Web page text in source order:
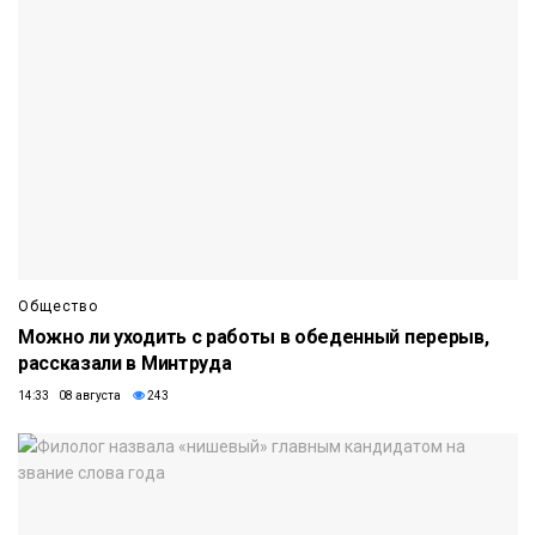
Общество
Можно ли уходить с работы в обеденный перерыв,
рассказали в Минтруда
14:33 08 августа 243